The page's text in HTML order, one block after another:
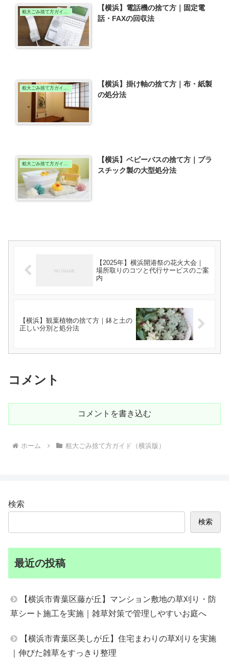
粗大ごみ捨て方ガイド（横浜版）
【横浜】電話機の捨て方｜固定電
話・FAXの回収法
粗大ごみ捨て方ガイド（横浜版）
【横浜】掛け軸の捨て方｜布・紙製
の処分法
粗大ごみ捨て方ガイド（横浜版）
【横浜】ベビーバスの捨て方｜プラ
スチック製の大型処分法
【2025年】横浜開港祭の花火大会｜
場所取りのコツと代行サービスのご案
内
【横浜】観葉植物の捨て方｜鉢と土の
正しい分別と処分法
コメント
コメントを書き込む
ホーム 粗大ごみ捨て方ガイド（横浜版）
検索
検索
最近の投稿
【横浜市青葉区藤が丘】マンション敷地の草刈り・防
草シート施工を実施｜雑草対策で管理しやすいお庭へ
【横浜市青葉区美しが丘】住宅まわりの草刈りを実施
｜伸びた雑草をすっきり整理